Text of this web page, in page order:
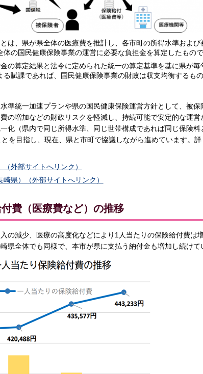
は、県が県全体の医療費を推計し、各市町の所得水準および
の国民健康保険事業の運営に必要な負担金を算定したもので
の算定結果と法令に定められた統一の算定基準を基に県が毎
賦課であれば、国民健康保険事業の財政は収支均衡するも
準統一加速プランや県の国民健康保険運営方針として、被保
の増加などの財政リスクを軽減し、持続可能で安定的な運営
化（県内で同じ所得水準、同じ世帯構成であれば同じ保険料
を目指し、現在、県と市町で協議しながら進めています。詳
外部サイトへリンク）
県）（外部サイトへリンク）
費（医療費など）の推移
の減少、医療の高度化などにより1人当たりの保険給付費は
県全体でも同様で、本市が県に支払う納付金も増加し続けて